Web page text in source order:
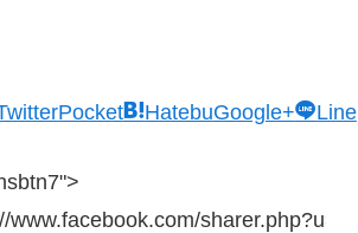
Pocket HatebuGoogle+ Line
>
www.facebook.com/